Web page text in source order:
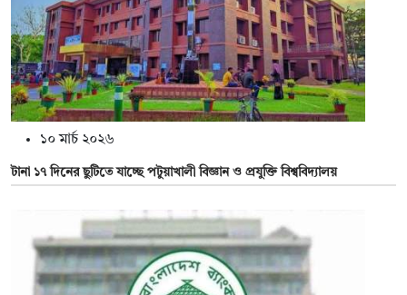
১০ মার্চ ২০২৬
টানা ১৭ দিনের ছুটিতে যাচ্ছে পটুয়াখালী বিজ্ঞান ও প্রযুক্তি বিশ্ববিদ্যালয়